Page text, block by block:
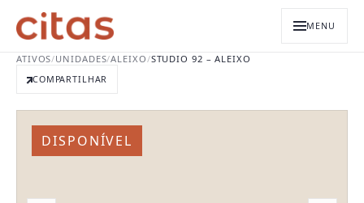
MENU
ATIVOS/UNIDADES/ALEIXO/STUDIO 92 – ALEIXO
COMPARTILHAR
DISPONÍVEL